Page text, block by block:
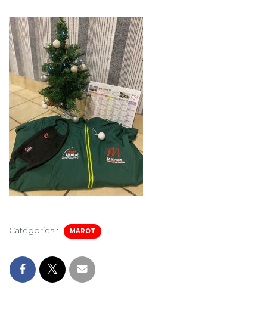
Catégories : MAROT